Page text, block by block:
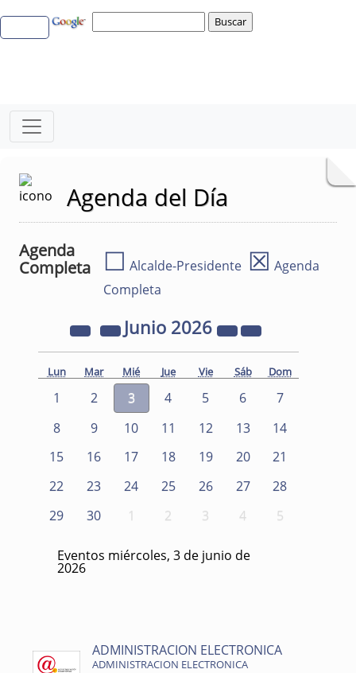
Agenda del Día
Agenda
Completa
☐ Alcalde-Presidente ☒ Agenda
Completa
Junio 2026
Lun Mar Mié Jue Vie Sáb Dom
1 2 3 4 5 6
7
8
9 10 11 12 13
14
15
16 17 18 19 20
21
22
23 24 25 26 27
28
29
30 1 2 3 4 5
Eventos miércoles, 3 de junio de
2026
ADMINISTRACION ELECTRONICA
ADMINISTRACION ELECTRONICA